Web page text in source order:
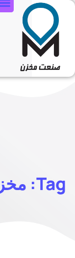
Tag: مخزن سختی‌گیر خانگی